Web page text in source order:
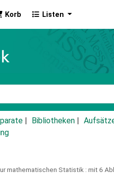
Korb Listen
Bibliotheken
mathematischen Statistik : mit 6